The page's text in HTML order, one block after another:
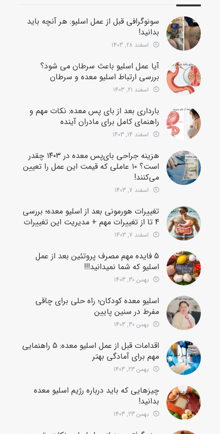
سونوگرافی قبل از عمل اسلیو: هر آنچه باید
بدانید!
اسفند 28, 1403
آیا عمل اسلیو باعث سرطان می شود؟
بررسی ارتباط اسلیو معده و سرطان
اسفند 21, 1403
بارداری بعد از بای پس معده: نکات مهم و
راهنمای کامل برای مادران آینده
اسفند 14, 1403
هزینه جراحی بای‌پس معده در ۱۴۰۳ چقدر
است؟ ۱۰ عاملی که قیمت این عمل را تعیین
می‌کنند!
اسفند 7, 1403
تغییرات هورمونی بعد از اسلیو معده؛ بررسی
4 تا از تغییرات مهم + مدیریت این تغییرات
اسفند 7, 1403
5 فایده مهم مصرف پروتئین بعد از عمل
اسلیو که شما نمیدانید!!!
بهمن 30, 1403
اسلیو معده کودکان؛ راه حلی برای چاقی
مفرط در سنین پایین
بهمن 30, 1403
اقدامات قبل از عمل اسلیو معده: 5 راهنمایی
مهم برای آمادگی بهتر
بهمن 23, 1403
چیزهایی که باید درباره رژیم اسلیو معده
بدانید!
بهمن 23, 1403